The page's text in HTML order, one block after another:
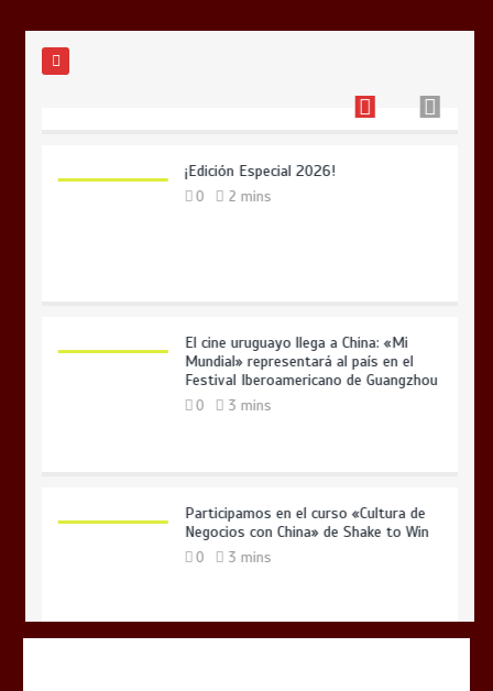
futuro
¡Edición Especial 2026!
0 2 mins
El cine uruguayo llega a China: «Mi
Mundial» representará al país en el
Festival Iberoamericano de Guangzhou
0 3 mins
Participamos en el curso «Cultura de
Negocios con China» de Shake to Win
0 3 mins